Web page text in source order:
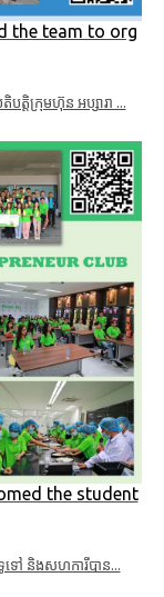
the team to org
ត្តិក្រុមហ៊ុន អប្សារា ...
the student
ទូទៅ និងសហការីបាន...